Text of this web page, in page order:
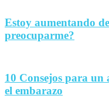
Estoy aumentando
preocuparme?
10 Consejos para un
el embarazo